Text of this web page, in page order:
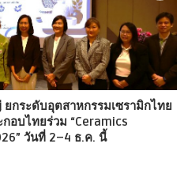
กระดับอุตสาหกรรมเซรามิกไทย
อบไทยร่วม “Ceramics
วันที่ 2–4 ธ.ค. นี้